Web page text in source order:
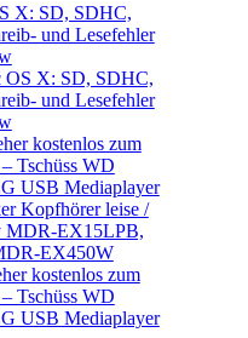
X: SD, SDHC,
und Lesefehler
OS X: SD, SDHC,
und Lesefehler
kostenlos zum
Tschüss WD
USB Mediaplayer
Kopfhörer leise /
MDR-EX15LPB,
EX450W
kostenlos zum
Tschüss WD
USB Mediaplayer